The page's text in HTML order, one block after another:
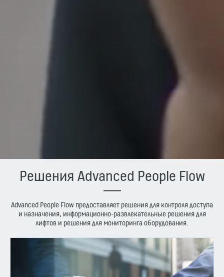
Решения Advanced People Flow
Advanced People Flow предоставляет решения для контроля доступа
и назначения, информационно-развлекательные решения для
лифтов и решения для мониторинга оборудования.